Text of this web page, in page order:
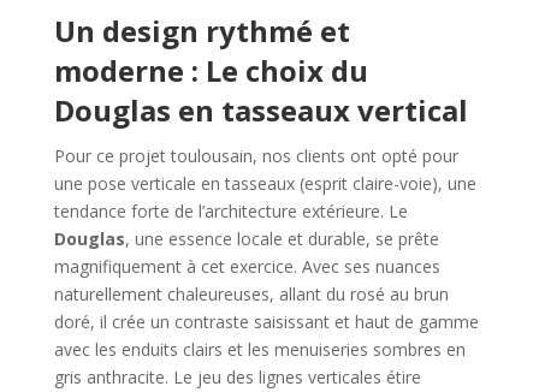
Un design rythmé et
moderne : Le choix du
Douglas en tasseaux vertical
Pour ce projet toulousain, nos clients ont opté pour
une pose verticale en tasseaux (esprit claire-voie), une
tendance forte de l’architecture extérieure. Le
Douglas, une essence locale et durable, se prête
magnifiquement à cet exercice. Avec ses nuances
naturellement chaleureuses, allant du rosé au brun
doré, il crée un contraste saisissant et haut de gamme
avec les enduits clairs et les menuiseries sombres en
gris anthracite. Le jeu des lignes verticales étire